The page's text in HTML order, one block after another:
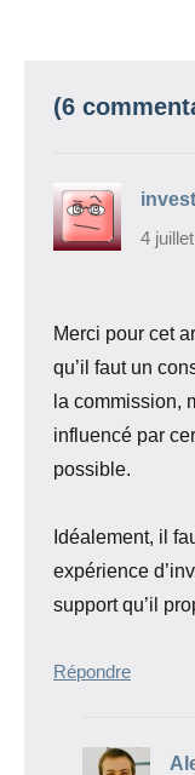
(6
4
Merci pour cet
qu’il faut un
la commission,
influencé par
possible.
Idéalement, il
expérience
support qu’il
Répondre